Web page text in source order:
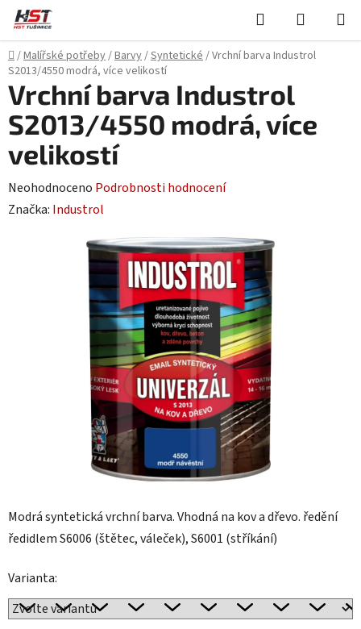
Přejít
obsah
Hledat
KOŠÍK
Domů
/Malířské potřeby/Barvy/Syntetické/Vrchní barva Industrol
S2013/4550 modrá, více velikostí
Modrá syntetická vrchní barva. Vhodná na kov a dřevo. ředění
ředidlem S6006 (štětec, váleček), S6001 (stříkání)
Varianta:
Vrchní barva Industrol
S2013/4550 modrá, více
velikostí
Průměrné
hodnocení
Neohodnoceno Podrobnosti hodnocení
Značka: Industrol